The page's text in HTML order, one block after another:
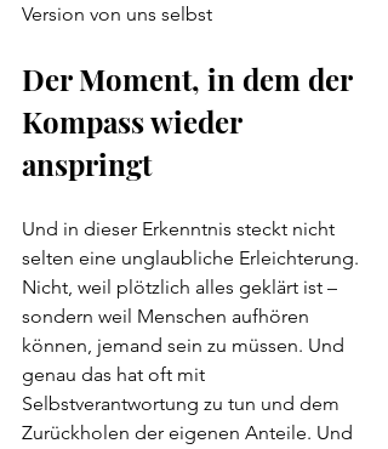
Version von uns selbst
Der Moment, in dem der
Kompass wieder
anspringt
Und in dieser Erkenntnis steckt nicht
selten eine unglaubliche Erleichterung.
Nicht, weil plötzlich alles geklärt ist –
sondern weil Menschen aufhören
können, jemand sein zu müssen. Und
genau das hat oft mit
Selbstverantwortung zu tun und dem
Zurückholen der eigenen Anteile. Und